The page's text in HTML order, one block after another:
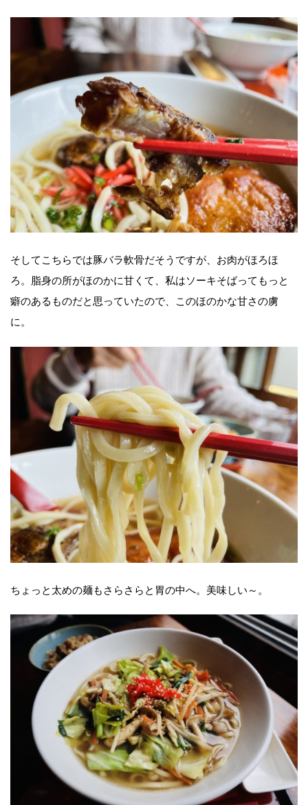
そしてこちらでは豚バラ軟骨だそうですが、お肉がほろほ
ろ。脂身の所がほのかに甘くて、私はソーキそばってもっと
癖のあるものだと思っていたので、このほのかな甘さの虜
に。
ちょっと太めの麺もさらさらと胃の中へ。美味しい～。